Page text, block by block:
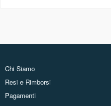
Chi Siamo
Resi e Rimborsi
Pagamenti